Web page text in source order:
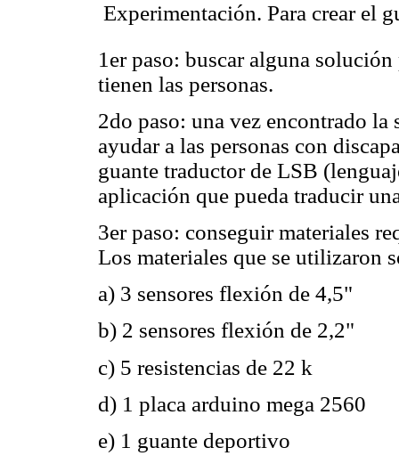
 Experimentación. Para crear el
1er paso: buscar alguna
tienen las personas.
2do paso: una vez encontrado
ayudar a las personas con
guante traductor de LSB
aplicación que pueda traducir
3er paso: conseguir materiales
Los materiales que se utilizaron
a) 3 sensores flexión de 4,5"
b) 2 sensores flexión de 2,2"
c) 5 resistencias de 22 k
d) 1 placa arduino mega 2560
e) 1 guante deportivo